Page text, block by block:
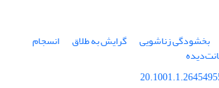
بخشودگی زناشویی گرایش به طلاق انسجام